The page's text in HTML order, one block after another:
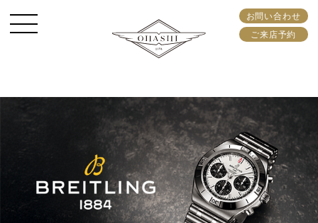
お問い合わせ
ご来店予約